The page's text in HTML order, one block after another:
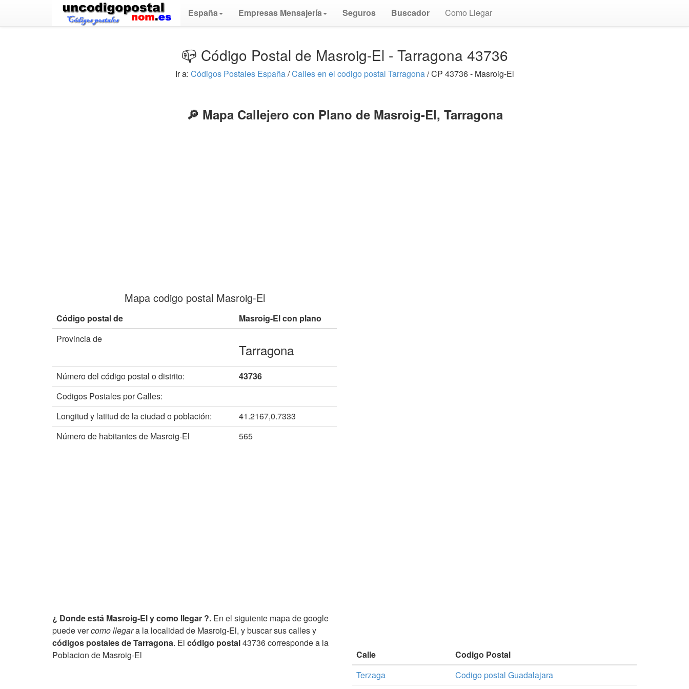
España Empresas Mensajería Seguros Buscador Como Llegar
📪 Código Postal de Masroig-El - Tarragona 43736
Ir a: Códigos Postales España/Calles en el codigo postal Tarragona/ CP 43736 - Masroig-El
🔎 Mapa Callejero con Plano de Masroig-El, Tarragona
Mapa codigo postal Masroig-El
Código postal de
Masroig-El con plano
Provincia de
Tarragona
Número del código postal o distrito:
43736
Codigos Postales por Calles:
Longitud y latitud de la ciudad o población:
41.2167,0.7333
Número de habitantes de Masroig-El
565
¿ Donde está Masroig-El y como llegar ?. En el siguiente mapa de google
puede vercomo llegara la localidad de Masroig-El, y buscar sus calles y
códigos postales de Tarragona. El código postal43736 corresponde a la
Poblacion de Masroig-El
Calle
Codigo Postal
Terzaga
Codigo postal Guadalajara